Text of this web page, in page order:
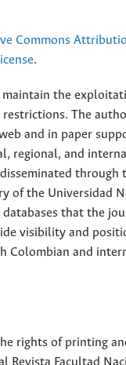
Commons
.
the
The
and in paper
regional, and
through
of the Universidad
that the
visibility and
Colombian and
rights of printing